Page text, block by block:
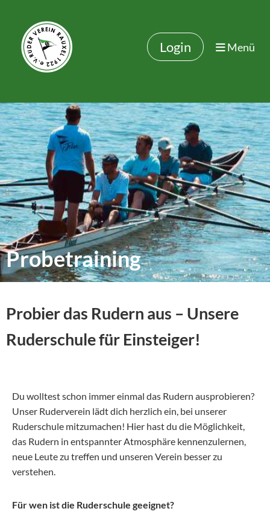
Login Menü
Probetraining
Probier das Rudern aus – Unsere
Ruderschule für Einsteiger!
Du wolltest schon immer einmal das Rudern ausprobieren?
Unser Ruderverein lädt dich herzlich ein, bei unserer
Ruderschule mitzumachen! Hier hast du die Möglichkeit,
das Rudern in entspannter Atmosphäre kennenzulernen,
neue Leute zu treffen und unseren Verein besser zu
verstehen.
Für wen ist die Ruderschule geeignet?